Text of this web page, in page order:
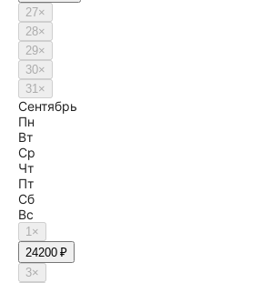
27×
28×
29×
30×
31×
Сентябрь
Пн
Вт
Ср
Чт
Пт
Сб
Вс
1×
24200 ₽
3×